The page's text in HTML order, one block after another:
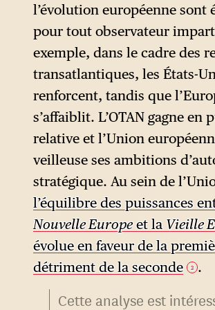
l’évolution européenne sont
pour tout observateur
exemple, dans le cadre des
transatlantiques, les États-
renforcent, tandis que
s’affaiblit. L’OTAN gagne en
relative et l’Union
veilleuse ses ambitions
stratégique. Au sein de
l’équilibre des puissances
Nouvelle Europeet la Vieille
évolue en faveur de la
détriment de la seconde
3 .
Cette analyse est